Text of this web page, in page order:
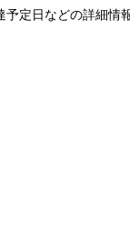
定日などの詳細情